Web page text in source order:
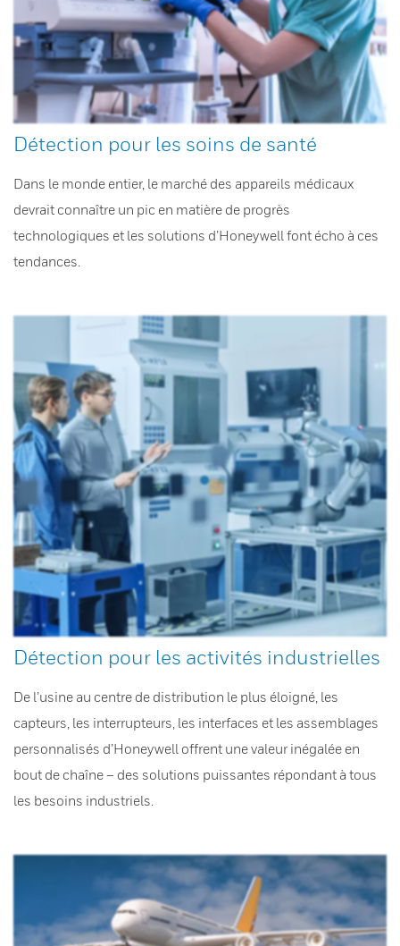
Détection pour les soins de santé
Dans le monde entier, le marché des appareils médicaux
devrait connaître un pic en matière de progrès
technologiques et les solutions d’Honeywell font écho à ces
tendances.
Détection pour les activités industrielles
De l’usine au centre de distribution le plus éloigné, les
capteurs, les interrupteurs, les interfaces et les assemblages
personnalisés d’Honeywell offrent une valeur inégalée en
bout de chaîne – des solutions puissantes répondant à tous
les besoins industriels.